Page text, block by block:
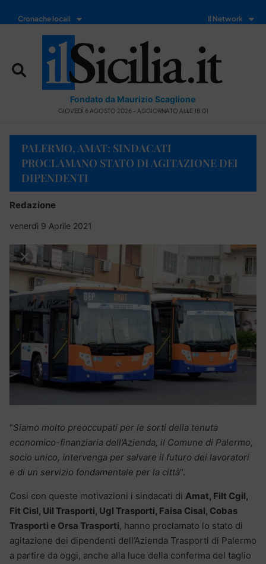
Cronache locali Il Network
Fondato da Maurizio Scaglione
GIOVEDÌ 6 AGOSTO 2026 - AGGIORNATO ALLE 18:01
PALERMO, AMAT: SINDACATI
PROCLAMANO STATO DI AGITAZIONE DEI
DIPENDENTI
Redazione
venerdì 9 Aprile 2021
“Siamo molto preoccupati per le sorti della tenuta
economico-finanziaria dell’Azienda, il Comune di Palermo,
socio unico, intervenga per salvare il futuro dei lavoratori
e di un servizio fondamentale per la città“.
Cosi con queste motivazioni i sindacati di Amat, Filt Cgil,
Fit Cisl, Uil Trasporti, Ugl Trasporti, Faisa Cisal, Cobas
Trasporti e Orsa Trasporti, hanno proclamato lo stato di
agitazione dei dipendenti dell’Azienda Trasporti di Palermo
a partire da oggi, anche alla luce della conferma del taglio